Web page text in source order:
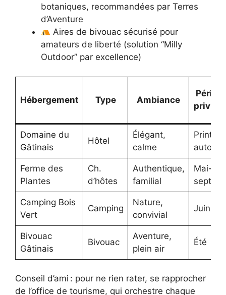
botaniques, recommandées par Terres
d’Aventure
Aires de bivouac sécurisé pour
amateurs de liberté (solution “Milly
Outdoor” par excellence)
Hébergement Type Ambiance
Domaine du
Gâtinais
Hôtel
Élégant,
calme
Ferme des
Plantes
Ch.
d’hôtes
Authentique,
familial
Mai-
Camping Bois
Vert
Camping
Nature,
convivial
Juin-
Bivouac
Gâtinais
Bivouac
Aventure,
plein air
Été
Conseil d’ami : pour ne rien rater, se rapprocher
de l’office de tourisme, qui orchestre chaque